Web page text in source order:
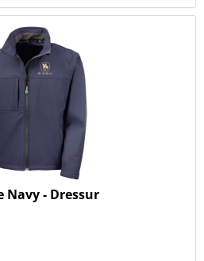
Navy - Dressur